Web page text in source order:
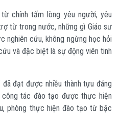
chính tấm lòng yêu người, yêu
từ trong nước, những gì Giáo sư
nghiên cứu, không ngừng học hỏi
và đặc biệt là sự động viên tinh
đã đạt được nhiều thành tựu đáng
công tác đào tạo được thực hiện
phòng thực hiện đào tạo từ bậc